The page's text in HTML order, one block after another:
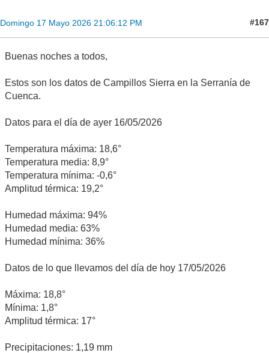
Domingo 17 Mayo 2026 21:06:12 PM #167
Buenas noches a todos,
Estos son los datos de Campillos Sierra en la Serranía de
Cuenca.
Datos para el día de ayer 16/05/2026
Temperatura máxima: 18,6°
Temperatura media: 8,9°
Temperatura mínima: -0,6°
Amplitud térmica: 19,2°
Humedad máxima: 94%
Humedad media: 63%
Humedad mínima: 36%
Datos de lo que llevamos del día de hoy 17/05/2026
Máxima: 18,8°
Mínima: 1,8°
Amplitud térmica: 17°
Precipitaciones: 1,19 mm